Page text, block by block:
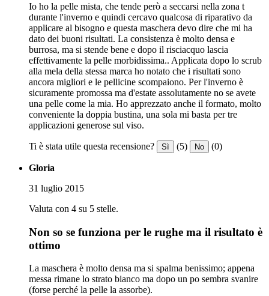
Io ho la pelle mista, che tende però a seccarsi nella zona t
durante l'inverno e quindi cercavo qualcosa di riparativo da
applicare al bisogno e questa maschera devo dire che mi ha
dato dei buoni risultati. La consistenza è molto densa e
burrosa, ma si stende bene e dopo il risciacquo lascia
effettivamente la pelle morbidissima.. Applicata dopo lo scrub
alla mela della stessa marca ho notato che i risultati sono
ancora migliori e le pellicine scompaiono. Per l'inverno è
sicuramente promossa ma d'estate assolutamente no se avete
una pelle come la mia. Ho apprezzato anche il formato, molto
conveniente la doppia bustina, una sola mi basta per tre
applicazioni generose sul viso.
Ti è stata utile questa recensione? Sì (5) No (0)
Gloria
31 luglio 2015
Valuta con 4 su 5 stelle.
Non so se funziona per le rughe ma il risultato è
ottimo
La maschera è molto densa ma si spalma benissimo; appena
messa rimane lo strato bianco ma dopo un po sembra svanire
(forse perché la pelle la assorbe).